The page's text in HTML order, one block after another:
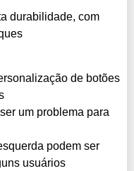
durabilidade, com
de botões
um problema para
podem ser
usuários